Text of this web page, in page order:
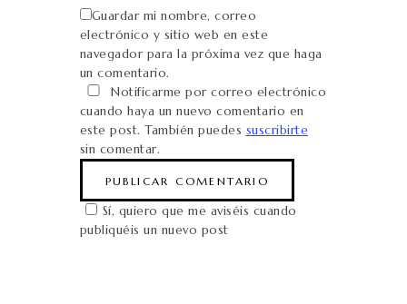
Guardar mi nombre, correo
electrónico y sitio web en este
navegador para la próxima vez que haga
un comentario.
Notificarme por correo electrónico
cuando haya un nuevo comentario en
este post. También puedes suscribirte
sin comentar.
Sí, quiero que me aviséis cuando
publiquéis un nuevo post